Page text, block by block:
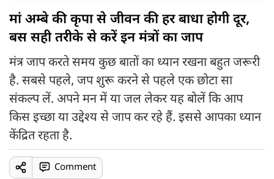
मां अम्बे की कृपा से जीवन की हर बाधा होगी दूर,
बस सही तरीके से करें इन मंत्रों का जाप
मंत्र जाप करते समय कुछ बातों का ध्यान रखना बहुत जरूरी
है. सबसे पहले, जप शुरू करने से पहले एक छोटा सा
संकल्प लें. अपने मन में या जल लेकर यह बोलें कि आप
किस इच्छा या उद्देश्य से जाप कर रहे हैं. इससे आपका ध्यान
केंद्रित रहता है.
Comment